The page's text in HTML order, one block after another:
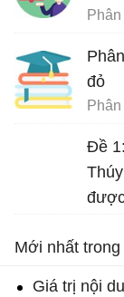
đỏ
Đề
Mới nhất trong
Giá trị nội